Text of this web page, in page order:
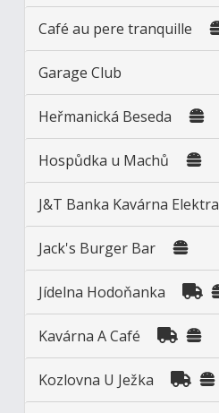
Café au pere tranquille
Garage Club
Heřmanická Beseda
Hospůdka u Machů
J&T Banka Kavárna Elektra
Jack's Burger Bar
Jídelna Hodoňanka
Kavárna A Café
Kozlovna U Ježka